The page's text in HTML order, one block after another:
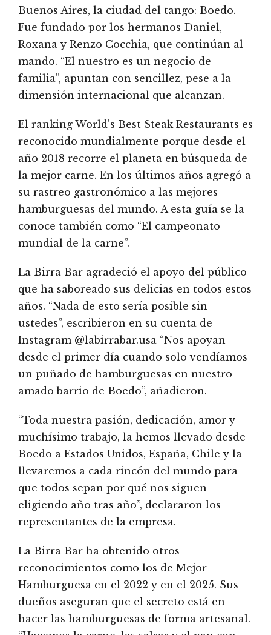
Buenos Aires, la ciudad del tango: Boedo.
Fue fundado por los hermanos Daniel,
Roxana y Renzo Cocchia, que continúan al
mando. “El nuestro es un negocio de
familia”, apuntan con sencillez, pese a la
dimensión internacional que alcanzan.
El ranking World’s Best Steak Restaurants es
reconocido mundialmente porque desde el
año 2018 recorre el planeta en búsqueda de
la mejor carne. En los últimos años agregó a
su rastreo gastronómico a las mejores
hamburguesas del mundo. A esta guía se la
conoce también como “El campeonato
mundial de la carne”.
La Birra Bar agradeció el apoyo del público
que ha saboreado sus delicias en todos estos
años. “Nada de esto sería posible sin
ustedes”, escribieron en su cuenta de
Instagram @labirrabar.usa “Nos apoyan
desde el primer día cuando solo vendíamos
un puñado de hamburguesas en nuestro
amado barrio de Boedo”, añadieron.
“Toda nuestra pasión, dedicación, amor y
muchísimo trabajo, la hemos llevado desde
Boedo a Estados Unidos, España, Chile y la
llevaremos a cada rincón del mundo para
que todos sepan por qué nos siguen
eligiendo año tras año”, declararon los
representantes de la empresa.
La Birra Bar ha obtenido otros
reconocimientos como los de Mejor
Hamburguesa en el 2022 y en el 2025. Sus
dueños aseguran que el secreto está en
hacer las hamburguesas de forma artesanal.